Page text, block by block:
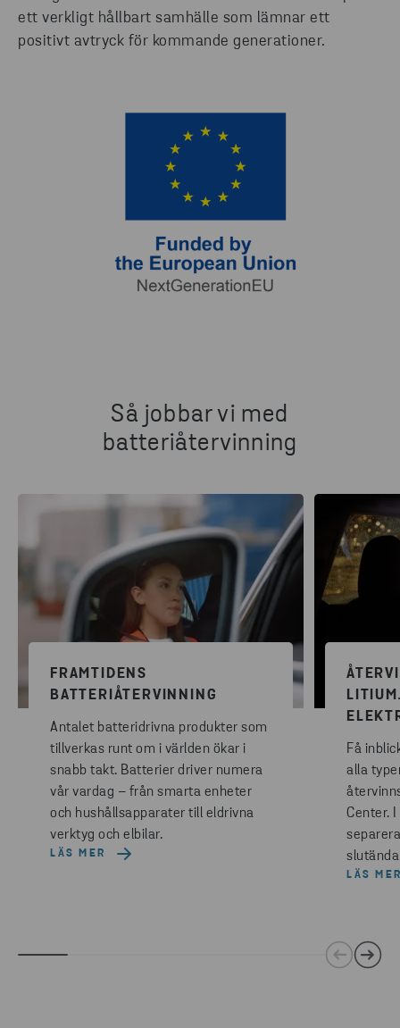
ett verkligt hållbart samhälle som lämnar ett
positivt avtryck för kommande generationer.
Så jobbar vi med
batteriåtervinning
FRAMTIDENS
BATTERIÅTERVINNING
Antalet batteridrivna produkter som
tillverkas runt om i världen ökar i
snabb takt. Batterier driver numera
vår vardag – från smarta enheter
och hushållsapparater till eldrivna
verktyg och elbilar.
LÄS MER
Få
alla
Center.
LÄS